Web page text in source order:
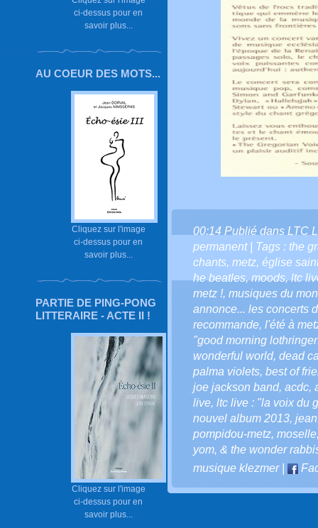
ci-dessus pour en
savoir plus...
AU COEUR DES MOTS...
Cliquez sur l'image
ci-dessus pour en
savoir plus...
PARTIE DE PING-PONG
LITTERAIRE - ACTE II !
Cliquez sur l'image
ci-dessus pour en
savoir plus...
00:14 Publié dans LTC
permanent| Tags : the
chants, metz, église
he beatles,moods,ltc
metz !, musiques du
annonce... les concerts
recommande, l'été à
"good morning
wonderful world, dead
palma violets, best of
joe jackson band, acdc,
live, ltc live : "la voix du
nouvel album 2013,
pompidou-metz, moselle
yom, & the wonder
musique klezmer|